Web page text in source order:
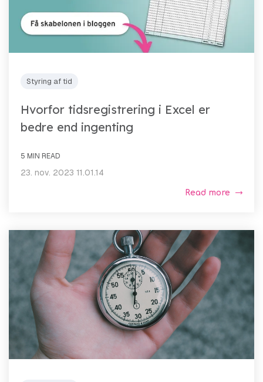
Styring af tid
Hvorfor tidsregistrering i Excel er
bedre end ingenting
5 MIN READ
23. nov. 2023 11.01.14
Read more